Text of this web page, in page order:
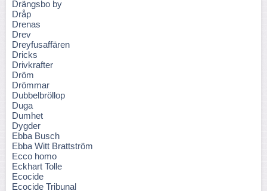
Drängsbo by
Dråp
Drenas
Drev
Dreyfusaffären
Dricks
Drivkrafter
Dröm
Drömmar
Dubbelbröllop
Duga
Dumhet
Dygder
Ebba Busch
Ebba Witt Brattström
Ecco homo
Eckhart Tolle
Ecocide
Ecocide Tribunal